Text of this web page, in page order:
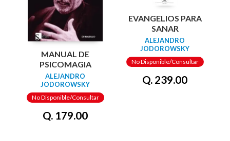
MANUAL DE
PSICOMAGIA
ALEJANDRO
JODOROWSKY
No Disponible/Consultar
Q. 179.00
EVANGELIOS PARA
SANAR
ALEJANDRO
JODOROWSKY
No Disponible/Consultar
Q. 239.00